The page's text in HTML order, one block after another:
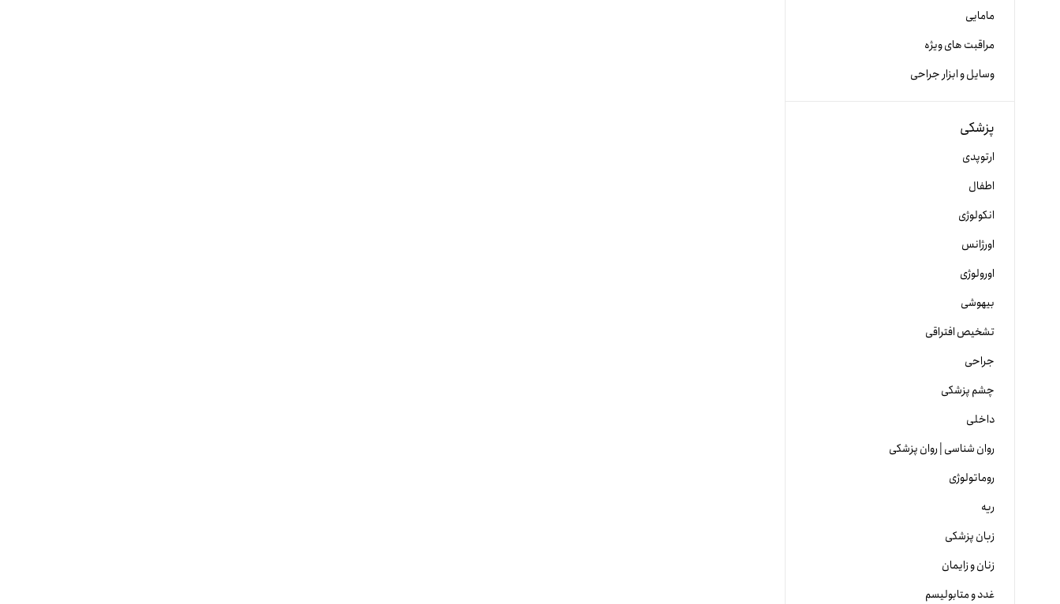
مامایی
مراقبت های ویژه
وسایل و ابزار جراحی
پزشکی
ارتوپدی
اطفال
انکولوژی
اورژانس
اورولوژی
بیهوشی
تشخیص افتراقی
جراحی
چشم پزشکی
داخلی
روان شناسی | روان پزشکی
روماتولوژی
ریه
زبان پزشکی
زنان و زایمان
غدد و متابولیسم